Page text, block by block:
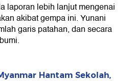
laporan lebih lanjut mengenai
akibat gempa ini. Yunani
garis patahan, dan secara
Hantam Sekolah,